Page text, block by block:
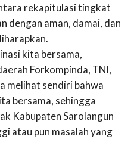
rekapitulasi tingkat
dengan aman, damai, dan
kita bersama,
Forkompinda, TNI,
melihat sendiri bahwa
bersama, sehingga
Kabupaten Sarolangun
atau pun masalah yang